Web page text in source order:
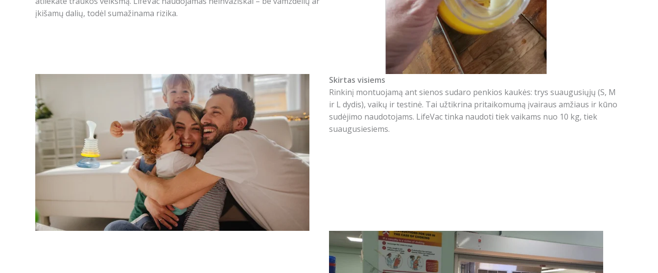
įkišamų dalių, todėl sumažinama rizika.
Skirtas visiems
Rinkinį montuojamą ant sienos sudaro penkios kaukės: trys suaugusiųjų (S, M
ir L dydis), vaikų ir testinė. Tai užtikrina pritaikomumą įvairaus amžiaus ir kūno
sudėjimo naudotojams. LifeVac tinka naudoti tiek vaikams nuo 10 kg, tiek
suaugusiesiems.